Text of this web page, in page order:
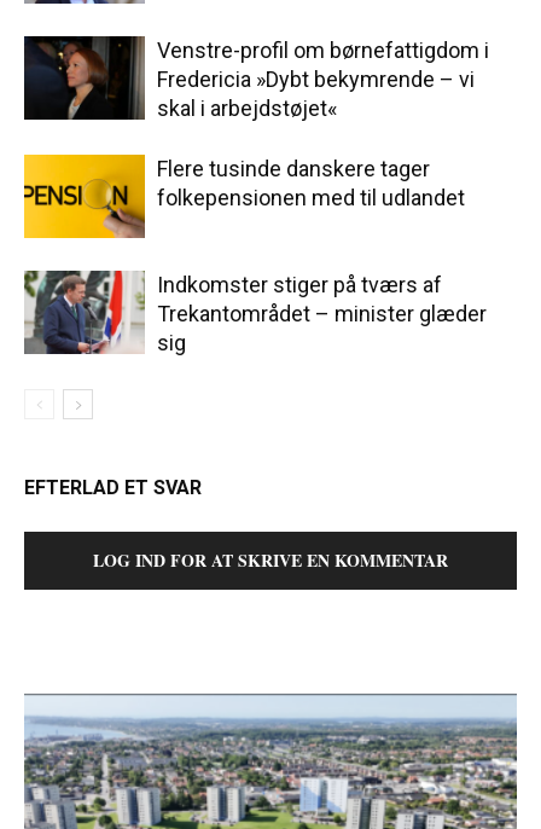
Venstre-profil om børnefattigdom i
Fredericia »Dybt bekymrende – vi
skal i arbejdstøjet«
Flere tusinde danskere tager
folkepensionen med til udlandet
Indkomster stiger på tværs af
Trekantområdet – minister glæder
sig
EFTERLAD ET SVAR
LOG IND FOR AT SKRIVE EN KOMMENTAR